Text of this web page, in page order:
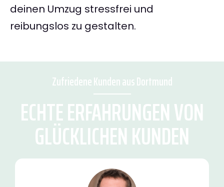
deinen Umzug stressfrei und
reibungslos zu gestalten.
Zufriedene Kunden aus Dortmund
ECHTE ERFAHRUNGEN VON
GLÜCKLICHEN KUNDEN